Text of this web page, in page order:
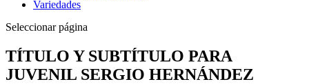
Variedades
Seleccionar página
TÍTULO Y SUBTÍTULO PARA
JUVENIL SERGIO HERNÁNDEZ